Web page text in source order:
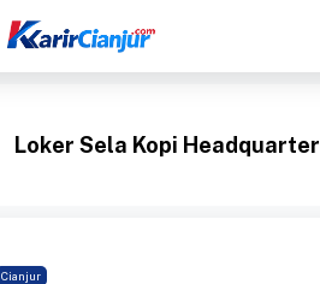
Loker Sela Kopi Headquarter
Cianjur